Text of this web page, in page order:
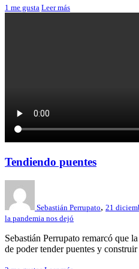
1 me gusta Leer más
Tendiendo puentes
Sebastián Perrupato, 21
la pandemia nos dejó
Sebastián Perrupato remarcó que
de poder tender puentes y